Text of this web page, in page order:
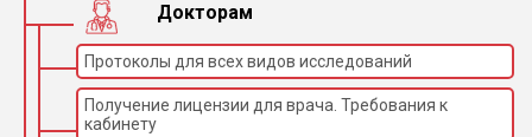
Докторам
Протоколы для всех видов исследований
Получение лицензии для врача. Требования к
кабинету